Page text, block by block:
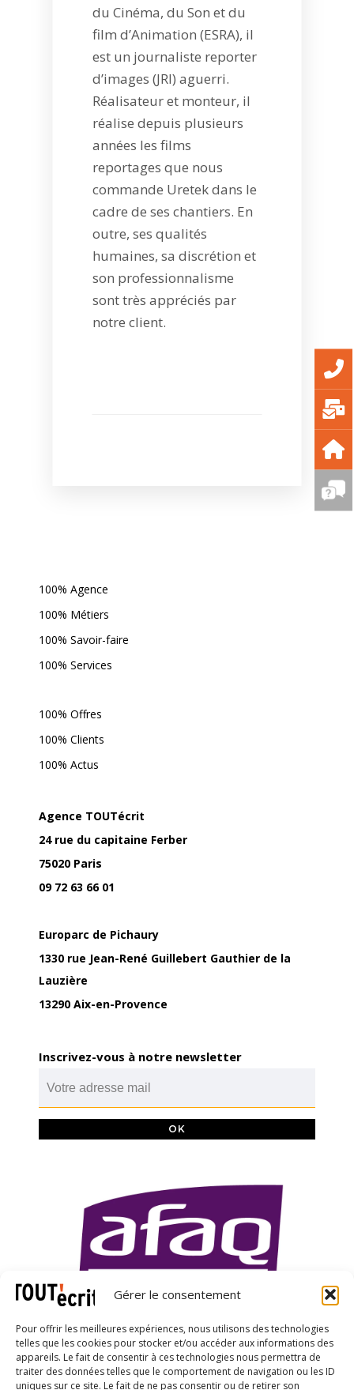
Gérer le consentement
Pour offrir les meilleures expériences, nous utilisons des technologies
telles que les cookies pour stocker et/ou accéder aux informations des
appareils. Le fait de consentir à ces technologies nous permettra de
traiter des données telles que le comportement de navigation ou les ID
uniques sur ce site. Le fait de ne pas consentir ou de retirer son
du Cinéma, du Son et du
film d’Animation (ESRA), il
est un journaliste reporter
d’images (JRI) aguerri.
Réalisateur et monteur, il
réalise depuis plusieurs
années les films
reportages que nous
commande Uretek dans le
cadre de ses chantiers. En
outre, ses qualités
humaines, sa discrétion et
son professionnalisme
sont très appréciés par
notre client.
100% Agence
100% Métiers
100% Savoir-faire
100% Services
100% Offres
100% Clients
100% Actus
Agence TOUTécrit
24 rue du capitaine Ferber
75020 Paris
09 72 63 66 01
Europarc de Pichaury
1330 rue Jean-René Guillebert Gauthier de la
Lauzière
13290 Aix-en-Provence
Inscrivez-vous à notre newsletter